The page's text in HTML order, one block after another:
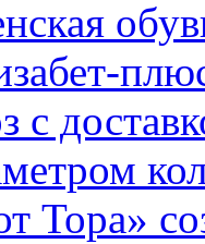
с
Тора»